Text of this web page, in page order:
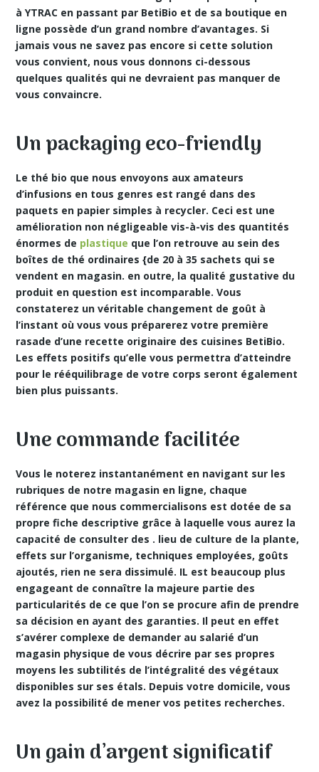
à YTRAC en passant par BetiBio et de sa boutique en
ligne possède d’un grand nombre d’avantages. Si
jamais vous ne savez pas encore si cette solution
vous convient, nous vous donnons ci-dessous
quelques qualités qui ne devraient pas manquer de
vous convaincre.
Un packaging eco-friendly
Le thé bio que nous envoyons aux amateurs
d’infusions en tous genres est rangé dans des
paquets en papier simples à recycler. Ceci est une
amélioration non négligeable vis-à-vis des quantités
énormes de plastique que l’on retrouve au sein des
boîtes de thé ordinaires {de 20 à 35 sachets qui se
vendent en magasin. en outre, la qualité gustative du
produit en question est incomparable. Vous
constaterez un véritable changement de goût à
l’instant où vous vous préparerez votre première
rasade d’une recette originaire des cuisines BetiBio.
Les effets positifs qu’elle vous permettra d’atteindre
pour le rééquilibrage de votre corps seront également
bien plus puissants.
Une commande facilitée
Vous le noterez instantanément en navigant sur les
rubriques de notre magasin en ligne, chaque
référence que nous commercialisons est dotée de sa
propre fiche descriptive grâce à laquelle vous aurez la
capacité de consulter des . lieu de culture de la plante,
effets sur l’organisme, techniques employées, goûts
ajoutés, rien ne sera dissimulé. IL est beaucoup plus
engageant de connaître la majeure partie des
particularités de ce que l’on se procure afin de prendre
sa décision en ayant des garanties. Il peut en effet
s’avérer complexe de demander au salarié d’un
magasin physique de vous décrire par ses propres
moyens les subtilités de l’intégralité des végétaux
disponibles sur ses étals. Depuis votre domicile, vous
avez la possibilité de mener vos petites recherches.
Un gain d’argent significatif